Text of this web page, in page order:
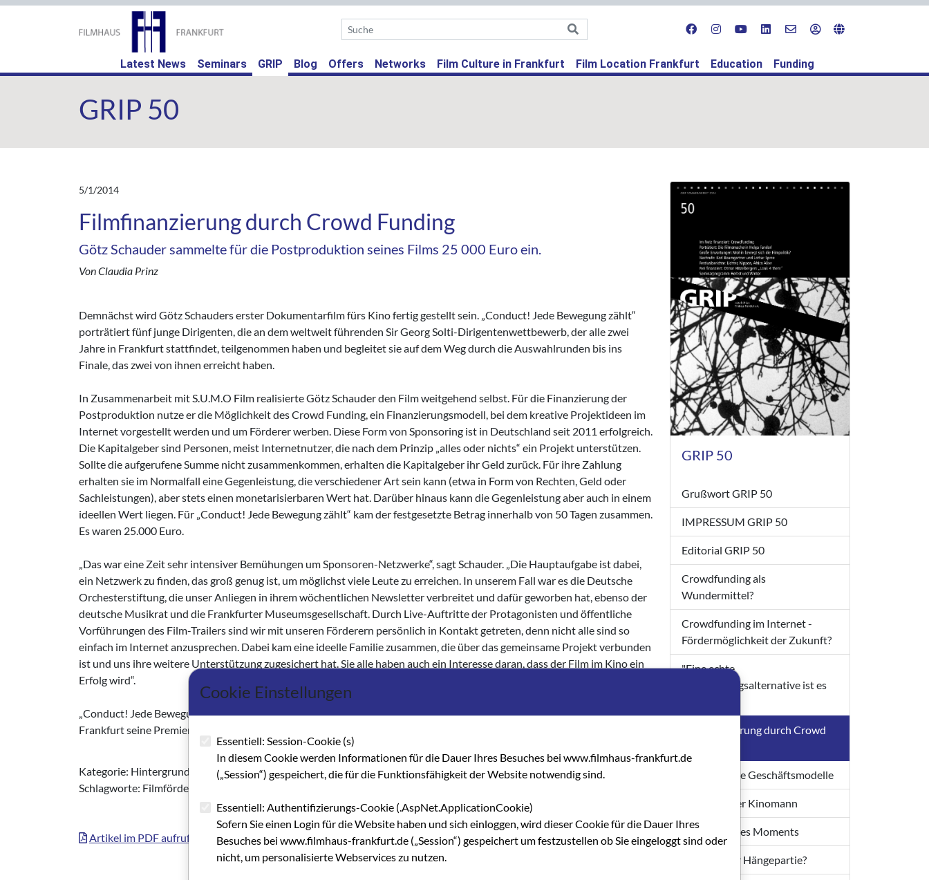
Latest News Seminars GRIP (current)
Blog Offers Networks Film Culture in Frankfurt Film Location Frankfurt Education Funding
GRIP 50
5/1/2014
Filmfinanzierung durch Crowd Funding
Götz Schauder sammelte für die Postproduktion seines Films 25 000 Euro ein.
Von Claudia Prinz
Demnächst wird Götz Schauders erster Dokumentarfilm fürs Kino fertig gestellt sein. „Conduct! Jede Bewegung zählt“
porträtiert fünf junge Dirigenten, die an dem weltweit führenden Sir Georg Solti-Dirigentenwettbewerb, der alle zwei
Jahre in Frankfurt stattfindet, teilgenommen haben und begleitet sie auf dem Weg durch die Auswahlrunden bis ins
Finale, das zwei von ihnen erreicht haben.
In Zusammenarbeit mit S.U.M.O Film realisierte Götz Schauder den Film weitgehend selbst. Für die Finanzierung der
Postproduktion nutze er die Möglichkeit des Crowd Funding, ein Finanzierungsmodell, bei dem kreative Projektideen im
Internet vorgestellt werden und um Förderer werben. Diese Form von Sponsoring ist in Deutschland seit 2011 erfolgreich.
Die Kapitalgeber sind Personen, meist Internetnutzer, die nach dem Prinzip „alles oder nichts“ ein Projekt unterstützen.
Sollte die aufgerufene Summe nicht zusammenkommen, erhalten die Kapitalgeber ihr Geld zurück. Für ihre Zahlung
erhalten sie im Normalfall eine Gegenleistung, die verschiedener Art sein kann (etwa in Form von Rechten, Geld oder
Sachleistungen), aber stets einen monetarisierbaren Wert hat. Darüber hinaus kann die Gegenleistung aber auch in einem
ideellen Wert liegen. Für „Conduct! Jede Bewegung zählt“ kam der festgesetzte Betrag innerhalb von 50 Tagen zusammen.
Es waren 25.000 Euro.
„Das war eine Zeit sehr intensiver Bemühungen um Sponsoren-Netzwerke“, sagt Schauder. „Die Hauptaufgabe ist dabei,
ein Netzwerk zu finden, das groß genug ist, um möglichst viele Leute zu erreichen. In unserem Fall war es die Deutsche
Orchesterstiftung, die unser Anliegen in ihrem wöchentlichen Newsletter verbreitet und dafür geworben hat, ebenso der
deutsche Musikrat und die Frankfurter Museumsgesellschaft. Durch Live-Auftritte der Protagonisten und öffentliche
Vorführungen des Film-Trailers sind wir mit unseren Förderern persönlich in Kontakt getreten, denn nicht alle sind so
einfach im Internet anzusprechen. Dabei kam eine ideelle Familie zusammen, die über das gemeinsame Projekt verbunden
ist und uns ihre weitere Unterstützung zugesichert hat. Sie alle haben auch ein Interesse daran, dass der Film im Kino ein
Erfolg wird“.
„Conduct! Jede Bewegung zählt“ befindet sich derzeit in der Endphase der Tonmischung und soll im Sommer 2014 in
Frankfurt seine Premiere feiern.
Kategorie: Hintergrundbericht (GRIP FORUM)
Schlagworte: Filmförderung, Dokumentarfilm, Webformat, Postproduktion, Filmemacher*in
Artikel im PDF aufrufen
GRIP 50
Grußwort GRIP 50
IMPRESSUM GRIP 50
Editorial GRIP 50
Crowdfunding als
Wundermittel?
Crowdfunding im Internet -
Fördermöglichkeit der Zukunft?
"Eine echte
Finanzierungsalternative ist es
Filmfinanzierung durch Crowd
Verschiedene Geschäftsmodelle
Ein fahrender Kinomann
Die Poesie des Moments
Ein Ende der Hängepartie?
Cookie Einstellungen
Essentiell: Session-Cookie (s)
In diesem Cookie werden Informationen für die Dauer Ihres Besuches bei www.filmhaus-frankfurt.de
(„Session“) gespeichert, die für die Funktionsfähigkeit der Website notwendig sind.
Essentiell: Authentifizierungs-Cookie (.AspNet.ApplicationCookie)
Sofern Sie einen Login für die Website haben und sich einloggen, wird dieser Cookie für die Dauer Ihres
Besuches bei www.filmhaus-frankfurt.de („Session“) gespeichert um festzustellen ob Sie eingeloggt sind oder
nicht, um personalisierte Webservices zu nutzen.